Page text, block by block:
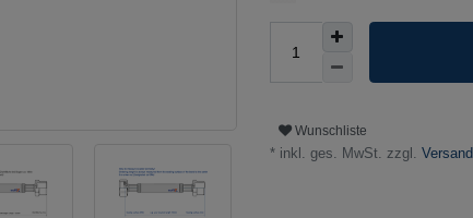
Wunschliste
* inkl. ges. MwSt. zzgl. Versand